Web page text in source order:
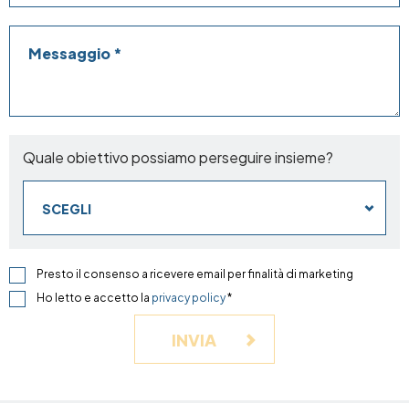
Quale obiettivo possiamo perseguire insieme?
SCEGLI
Presto il consenso a ricevere email per finalità di marketing
Ho letto e accetto la privacy policy*
INVIA